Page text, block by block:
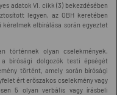
adatok VI. cikk (3) bekezdésében
legyen, az OBH keretében
kérelmek elbírálása során egyeztet
történnek olyan cselekmények,
bírósági dolgozók testi épségét
történt, amely során bírósági
ért erőszakos cselekmény vagy
5 olyan verbális vagy írásbeli